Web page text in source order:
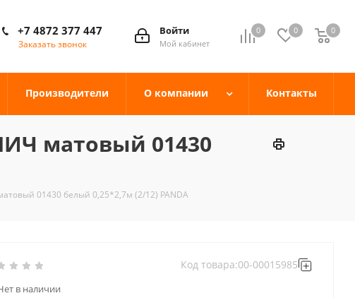
0 0 0
Войти
Мой кабинет
+7 4872 377 447
Заказать звонок
Производители О компании Контакты
матовый 01430
01430 белый 0,25*2,7м (2/12) PANDA
в наличии
Код товара:00-00015985